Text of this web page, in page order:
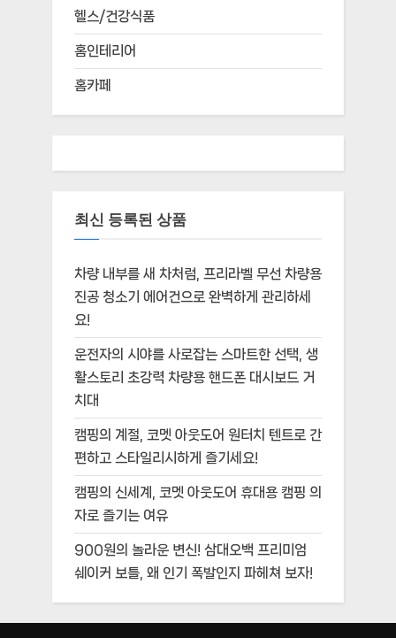
헬스/건강식품
홈인테리어
홈카페
최신 등록된 상품
차량 내부를 새 차처럼, 프리라벨 무선 차량용
진공 청소기 에어건으로 완벽하게 관리하세
요!
운전자의 시야를 사로잡는 스마트한 선택, 생
활스토리 초강력 차량용 핸드폰 대시보드 거
치대
캠핑의 계절, 코멧 아웃도어 원터치 텐트로 간
편하고 스타일리시하게 즐기세요!
캠핑의 신세계, 코멧 아웃도어 휴대용 캠핑 의
자로 즐기는 여유
900원의 놀라운 변신! 삼대오백 프리미엄
쉐이커 보틀, 왜 인기 폭발인지 파헤쳐 보자!